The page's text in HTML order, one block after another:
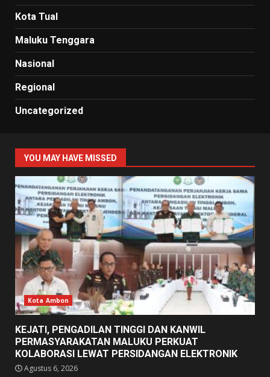
Kota Tual
Maluku Tenggara
Nasional
Regional
Uncategorized
YOU MAY HAVE MISSED
Kota Ambon
KEJATI, PENGADILAN TINGGI DAN KANWIL
PERMASYARAKATAN MALUKU PERKUAT
KOLABORASI LEWAT PERSIDANGAN ELEKTRONIK
Agustus 6, 2026